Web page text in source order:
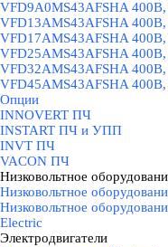
VFD9A0MS43AFSHA
VFD13AMS43AFSHA
VFD17AMS43AFSHA
VFD25AMS43AFSHA 400В,
VFD32AMS43AFSHA
VFD45AMS43AFSHA
Опции
INNOVERT ПЧ
INSTART ПЧ и УПП
INVT ПЧ
VACON ПЧ
Низковольтное
Низковольтное
Низковольтное
Electric
Электродвигатели